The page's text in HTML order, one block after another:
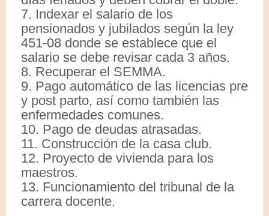
7. Indexar el salario de los
pensionados y jubilados según la ley
451-08 donde se establece que el
salario se debe revisar cada 3 años.
8. Recuperar el SEMMA.
9. Pago automático de las licencias pre
y post parto, así como también las
enfermedades comunes.
10. Pago de deudas atrasadas.
11. Construcción de la casa club.
12. Proyecto de vivienda para los
maestros.
13. Funcionamiento del tribunal de la
carrera docente.